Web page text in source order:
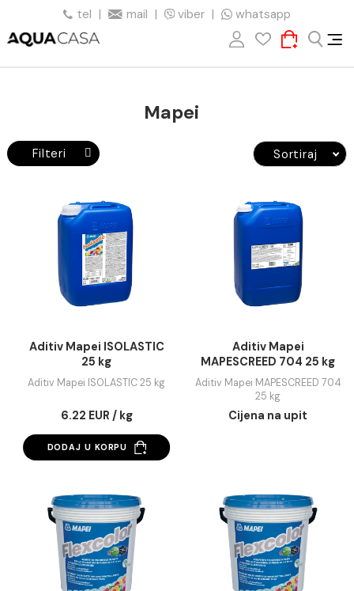
tel | mail | viber | whatsapp
Mapei
Filteri Sortiraj
Aditiv Mapei ISOLASTIC
Aditiv Mapei ISOLASTIC 25 kg
6.22 EUR / kg
DODAJ U KORPU
Aditiv Mapei
MAPESCREED 704
Aditiv Mapei